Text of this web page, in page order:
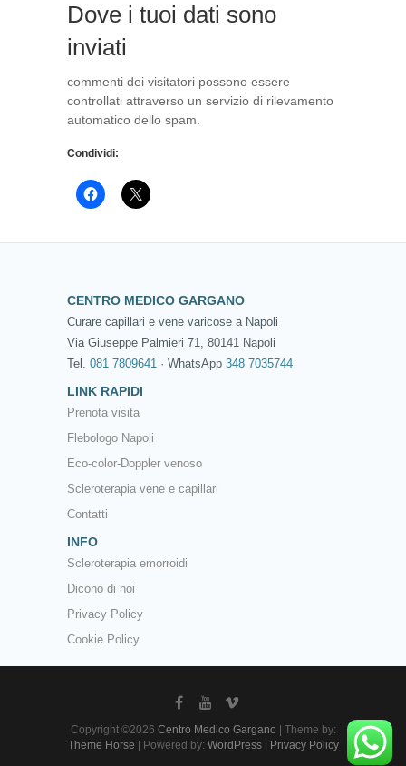
Dove i tuoi dati sono
inviati
commenti dei visitatori possono essere
controllati attraverso un servizio di rilevamento
automatico dello spam.
Condividi:
CENTRO MEDICO GARGANO
Curare capillari e vene varicose a Napoli
Via Giuseppe Palmieri 71, 80141 Napoli
Tel. 081 7809641 · WhatsApp 348 7035744
LINK RAPIDI
Prenota visita
Flebologo Napoli
Eco-color-Doppler venoso
Scleroterapia vene e capillari
Contatti
INFO
Scleroterapia emorroidi
Dicono di noi
Privacy Policy
Cookie Policy
Copyright ©2026 Centro Medico Gargano | Theme by:
Theme Horse | Powered by: WordPress| Privacy Policy